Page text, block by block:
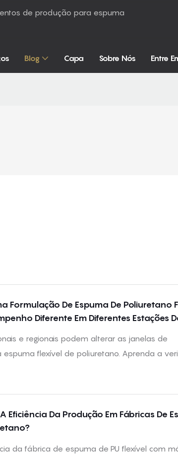
de produção para espuma
Blog Capa Sobre Nós Entre
Formulação De Espuma De Poliuretano
Diferente Em Diferentes Estações
e regionais podem alterar as janelas de
flexível de poliuretano. Aprenda a
a umidade, a altitude e a cura.
Eficiência Da Produção Em Fábricas De
da fábrica de espuma de PU flexível com